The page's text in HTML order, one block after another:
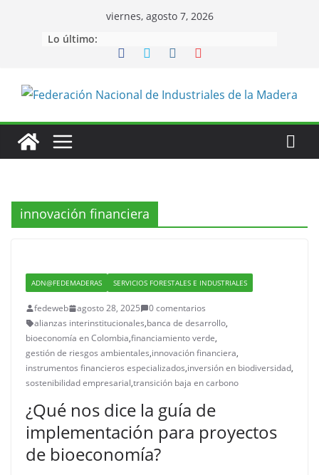
viernes, agosto 7, 2026
Lo último:
innovación financiera
ADN@FEDEMADERAS SERVICIOS FORESTALES E INDUSTRIALES
fedeweb agosto 28, 2025
0 comentarios
alianzas interinstitucionales,banca de desarrollo,
bioeconomía en Colombia,financiamiento verde,
gestión de riesgos ambientales,innovación financiera,
instrumentos financieros especializados,inversión en biodiversidad,
sostenibilidad empresarial,transición baja en carbono
¿Qué nos dice la guía de
implementación para proyectos
de bioeconomía?